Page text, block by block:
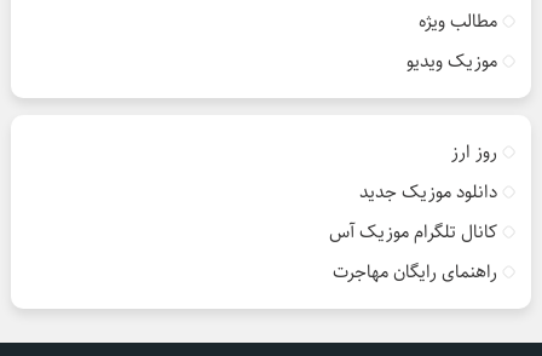
مطالب ویژه
موزیک ویدیو
روز ارز
دانلود موزیک جدید
کانال تلگرام موزیک آس
راهنمای رایگان مهاجرت